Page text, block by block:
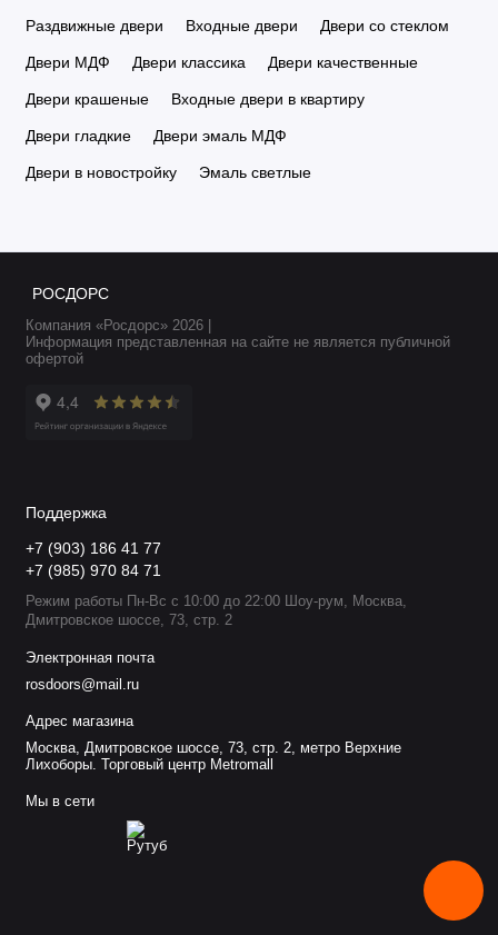
Раздвижные двери Входные двери Двери со стеклом
Двери МДФ Двери классика Двери качественные
Двери крашеные Входные двери в квартиру
Двери гладкие Двери эмаль МДФ
Двери в новостройку Эмаль светлые
РОСДОРС
Компания «Росдорс» 2026 |
Информация представленная на сайте не является публичной
офертой
Поддержка
+7 (903) 186 41 77
+7 (985) 970 84 71
Режим работы Пн-Вс с 10:00 до 22:00 Шоу-рум, Москва,
Дмитровское шоссе, 73, стр. 2
Электронная почта
rosdoors@mail.ru
Адрес магазина
Москва, Дмитровское шоссе, 73, стр. 2, метро Верхние
Лихоборы. Торговый центр Metromall
Мы в сети